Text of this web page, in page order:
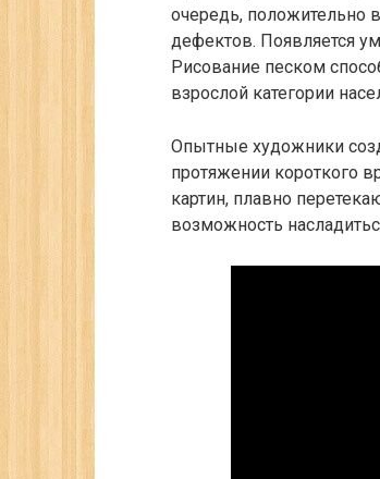
очередь, положительно
дефектов. Появляется
Рисование песком
взрослой категории
Опытные художники
протяжении короткого
картин, плавно
возможность